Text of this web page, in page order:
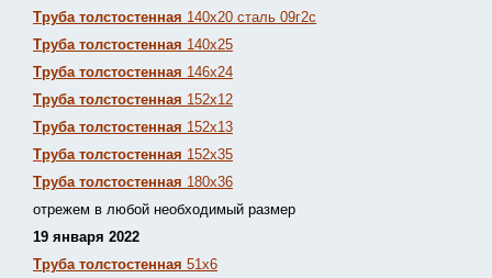
Труба толстостенная 140х20 сталь 09г2с
Труба толстостенная 140х25
Труба толстостенная 146х24
Труба толстостенная 152х12
Труба толстостенная 152х13
Труба толстостенная 152х35
Труба толстостенная 180х36
отрежем в любой необходимый размер
19 января 2022
Труба толстостенная 51х6